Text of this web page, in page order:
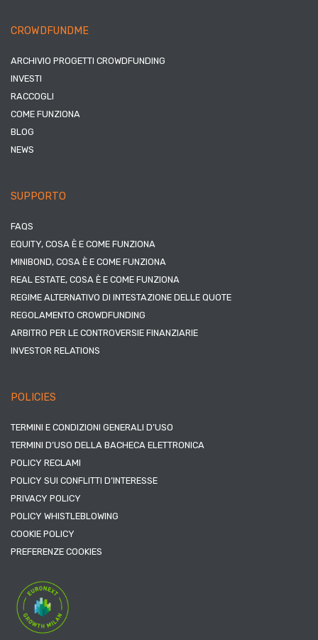
CROWDFUNDME
ARCHIVIO PROGETTI CROWDFUNDING
INVESTI
RACCOGLI
COME FUNZIONA
BLOG
NEWS
SUPPORTO
FAQS
EQUITY, COSA È E COME FUNZIONA
MINIBOND, COSA È E COME FUNZIONA
REAL ESTATE, COSA È E COME FUNZIONA
REGIME ALTERNATIVO DI INTESTAZIONE DELLE QUOTE
REGOLAMENTO CROWDFUNDING
ARBITRO PER LE CONTROVERSIE FINANZIARIE
INVESTOR RELATIONS
POLICIES
TERMINI E CONDIZIONI GENERALI D’USO
TERMINI D’USO DELLA BACHECA ELETTRONICA
POLICY RECLAMI
POLICY SUI CONFLITTI D’INTERESSE
PRIVACY POLICY
POLICY WHISTLEBLOWING
COOKIE POLICY
PREFERENZE COOKIES